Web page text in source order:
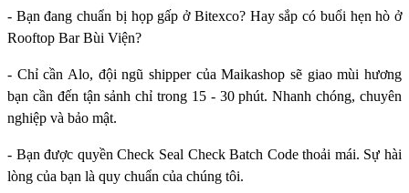
- Bạn đang chuẩn bị họp gấp ở Bitexco? Hay sắp có buổi hẹn hò ở
Rooftop Bar Bùi Viện?
- Chỉ cần Alo, đội ngũ shipper của Maikashop sẽ giao mùi hương
bạn cần đến tận sảnh chỉ trong 15 - 30 phút. Nhanh chóng, chuyên
nghiệp và bảo mật.
- Bạn được quyền Check Seal Check Batch Code thoải mái. Sự hài
lòng của bạn là quy chuẩn của chúng tôi.